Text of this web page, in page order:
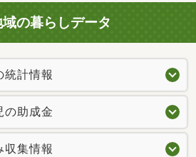
の暮らしデータ
統計情報
の助成金
収集情報